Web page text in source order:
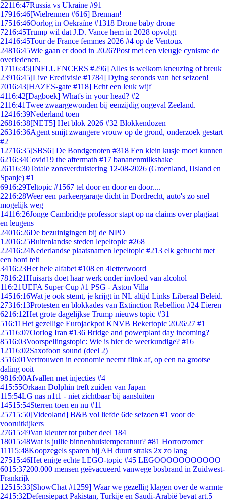
22116:47Russia vs Ukraine #91
17916:46[Wielrennen #616] Brennan!
17516:46Oorlog in Oekraïne #1318 Drone baby drone
7216:45Trump wil dat J.D. Vance hem in 2028 opvolgt
21416:45Tour de France femmes 2026 #4 op de Ventoux
24816:45Wie gaan er dood in 2026?Post met een vleugje cynisme de
overledenen.
17116:45[INFLUENCERS #296] Alles is welkom kneuzing of breuk
23916:45[Live Eredivisie #1784] Dying seconds van het seizoen!
7016:43[HAZES-gate #118] Echt een leuk wijf
4116:42[Dagboek] What's in your head? #2
2116:41Twee zwaargewonden bij eenzijdig ongeval Zeeland.
12416:39Nederland toen
26816:38[NET5] Het blok 2026 #32 Blokkendozen
26316:36Agent smijt zwangere vrouw op de grond, onderzoek gestart
#2
12716:35[SBS6] De Bondgenoten #318 Een klein kusje moet kunnen
6216:34Covid19 the aftermath #17 bananenmilkshake
26116:30Totale zonsverduistering 12-08-2026 (Groenland, IJsland en
Spanje) #1
6916:29Teltopic #1567 tel door en door en door....
2216:28Weer een parkeergarage dicht in Dordrecht, auto's zo snel
mogelijk weg
14116:26Jonge Cambridge professor stapt op na claims over plagiaat
en leugens
24016:26De bezuinigingen bij de NPO
12016:25Buitenlandse steden lepeltopic #268
22416:24Nederlandse plaatsnamen lepeltopic #213 elk gehucht met
een bord telt
3416:23Het hele alfabet #108 en 4letterwoord
7816:21Huisarts doet haar werk onder invloed van alcohol
116:21UEFA Super Cup #1 PSG - Aston Villa
14516:16Wat je ook stemt, je krijgt in NL altijd Links Liberaal Beleid.
27316:13Protesten en blokkades van Extinction Rebellion #24 Eieren
6216:12Het grote dagelijkse Trump nieuws topic #31
516:11Het gezellige Eurojackpot KNVB Bekertopic 2026/27 #1
25116:07Oorlog Iran #136 Bridge and powerplant day incoming?
8516:03Voorspellingstopic: Wie is hier de weerkundige? #16
12116:02Saxofoon sound (deel 2)
3516:01Vertrouwen in economie neemt flink af, op een na grootse
daling ooit
9816:00Afvallen met injecties #4
415:55Orkaan Dolphin treft zuiden van Japan
115:54LG nas n1t1 - niet zichtbaar bij aansluiten
14515:54Sterren toen en nu #11
25715:50[Videoland] B&B vol liefde 6de seizoen #1 voor de
vooruitkijkers
27615:49Van kleuter tot puber deel 184
18015:48Wat is jullie binnenhuistemperatuur? #81 Horrorzomer
11115:48Koopzegels sparen bij AH duurt straks 2x zo lang
27515:46Het enige echte LEGO-topic #45 LEGOOOOOOOOOOO
6015:37200.000 mensen geëvacueerd vanwege bosbrand in Zuidwest-
Frankrijk
12515:33[ShowChat #1259] Waar we gezellig klagen over de warmte
2415:32Defensiepact Pakistan, Turkije en Saudi-Arabië bevat art.5